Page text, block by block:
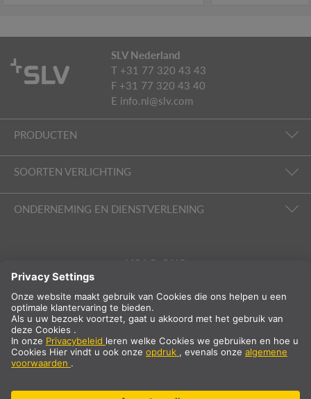
SLV Nederland
T +31 77 320 43 43
F +31 77 320 43 40
E info.nl@slv.com
PRODUCTEN
SOORTEN VERLICHTING
ONDERNEMING EN DIENSTVERLENING
VOLG ONS
Internationaal
Landselectie